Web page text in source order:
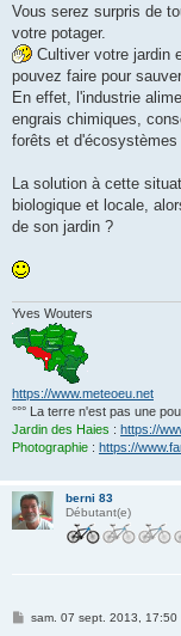
Vous serez surpris de
votre potager.
Cultiver votre jardin
pouvez faire pour
En effet, l'industrie
engrais chimiques,
forêts et d'écosystèmes
La solution à cette
biologique et locale,
de son jardin ?
Yves Wouters
https://www.meteoeu.net
°°° La terre n'est pas une
Jardin des Haies : https://
Photographie : https://
berni 83
Débutant(e)
Msam. 07 sept. 2013, 17:50